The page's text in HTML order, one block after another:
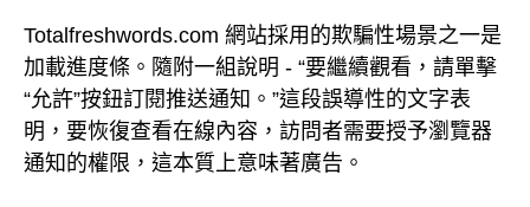
Totalfreshwords.com 網站採用的欺騙性場景之一是
加載進度條。隨附一組說明 - “要繼續觀看，請單擊
“允許”按鈕訂閱推送通知。”這段誤導性的文字表
明，要恢復查看在線內容，訪問者需要授予瀏覽器
通知的權限，這本質上意味著廣告。